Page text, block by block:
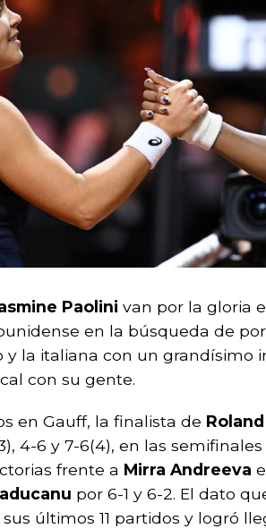
Paolini van por la gloria
en la búsqueda de
y la italiana con un grandísimo
con su gente.
en Gauff, la finalista de
4-6 y 7-6(4), en las
frente a Mirra Andreeva
por 6-1 y 6-2. El dato
últimos 11 partidos y logró